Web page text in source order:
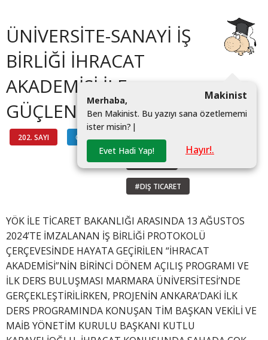
ÜNİVERSİTE-SANAYİ İŞ
BİRLİĞİ İHRACAT
AKADEMİSİ İLE
GÜÇLENİYOR
202. SAYI GÜNDEM #IHRACAT AKADEMISI
#IHRACAT
#DIŞ TICARET
Makinist
Merhaba,
Ben Makinist. Bu yazıyı sana özetlememi
ister misin? |
Evet Hadi Yap! Hayır!.
YÖK İLE TİCARET BAKANLIĞI ARASINDA 13 AĞUSTOS
2024’TE İMZALANAN İŞ BİRLİĞİ PROTOKOLÜ
ÇERÇEVESİNDE HAYATA GEÇİRİLEN “İHRACAT
AKADEMİSİ”NİN BİRİNCİ DÖNEM AÇILIŞ PROGRAMI VE
İLK DERS BULUŞMASI MARMARA ÜNİVERSİTESİ’NDE
GERÇEKLEŞTİRİLİRKEN, PROJENİN ANKARA’DAKİ İLK
DERS PROGRAMINDA KONUŞAN TİM BAŞKAN VEKİLİ VE
MAİB YÖNETİM KURULU BAŞKANI KUTLU